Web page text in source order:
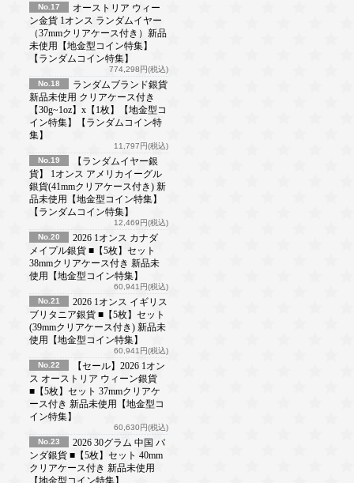
No.17
オーストリア ウィー
ン金貨 1オンス ランダムイヤー
（37mmクリアケース付き）新品
未使用【地金型コイン特集】
【ランダムコイン特集】
774,298円(税込)
No.18
ランダムブランド銀貨
新品未使用 クリアケース付き
【30g~1oz】x【1枚】【地金型コ
イン特集】【ランダムコイン特
集】
11,797円(税込)
No.19
【ランダムイヤー銀
貨】 1オンス アメリカイーグル
銀貨(41mmクリアケース付き) 新
品未使用【地金型コイン特集】
【ランダムコイン特集】
12,469円(税込)
No.20
2026 1オンス カナダ
メイプル銀貨 ■【5枚】セット
38mmクリアケース付き 新品未
使用【地金型コイン特集】
60,941円(税込)
No.21
2026 1オンス イギリス
ブリタニア銀貨 ■【5枚】セット
(39mmクリアケース付き) 新品未
使用【地金型コイン特集】
60,941円(税込)
No.22
【セール】2026 1オン
ス オーストリア ウィーン銀貨
■【5枚】セット 37mmクリアケ
ース付き 新品未使用【地金型コ
イン特集】
60,630円(税込)
No.23
2026 30グラム 中国 パ
ンダ銀貨 ■【5枚】セット 40mm
クリアケース付き 新品未使用
【地金型コイン特集】